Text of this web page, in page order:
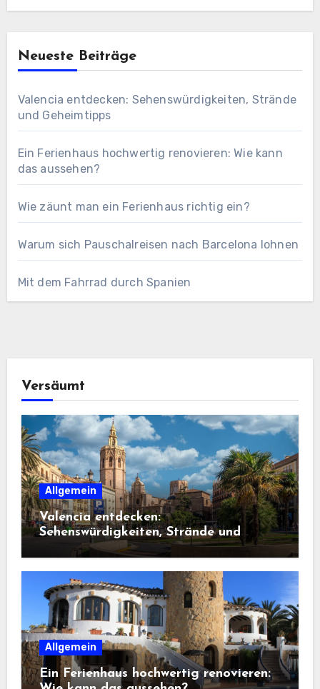
Neueste Beiträge
Valencia entdecken: Sehenswürdigkeiten, Strände
und Geheimtipps
Ein Ferienhaus hochwertig renovieren: Wie kann
das aussehen?
Wie zäunt man ein Ferienhaus richtig ein?
Warum sich Pauschalreisen nach Barcelona lohnen
Mit dem Fahrrad durch Spanien
Versäumt
Allgemein
Valencia entdecken:
Sehenswürdigkeiten, Strände und
Geheimtipps
Allgemein
Ein Ferienhaus hochwertig renovieren: